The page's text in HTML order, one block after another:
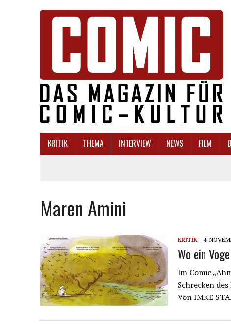
KRITIK THEMA INTERVIEW NEWS FILM
Maren Amini
KRITIK 4.
Wo ein
Im Comic
Schrecken
Von IMKE